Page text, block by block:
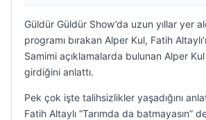
Güldür Güldür Show’da uzun yıllar yer
programı bırakan Alper Kul, Fatih
Samimi açıklamalarda bulunan Alper Kul
girdiğini anlattı.
Pek çok işte talihsizlikler yaşadığını
Fatih Altaylı “Tarımda da batmayasın”